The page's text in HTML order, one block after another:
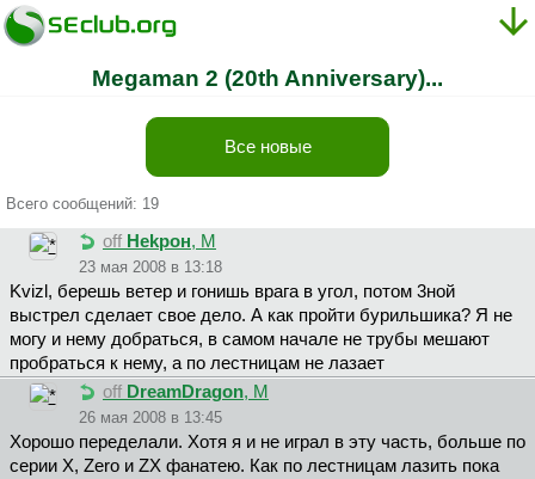
Megaman 2 (20th Anniversary)...
Все новые
Всего сообщений: 19
off Hekpoн, М
23 мая 2008 в 13:18
Kvizl, берешь ветер и гонишь врага в угол, потом 3ной
выстрел сделает свое дело. А как пройти бурильшика? Я не
могу и нему добраться, в самом начале не трубы мешают
пробраться к нему, а по лестницам не лазает
off DreamDragon, М
26 мая 2008 в 13:45
Хорошо переделали. Хотя я и не играл в эту часть, больше по
серии X, Zero и ZX фанатею. Как по лестницам лазить пока